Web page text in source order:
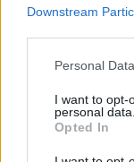
Downstream
Personal
I want to opt-
personal data.
Opted In